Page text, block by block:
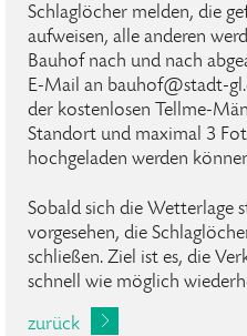
Schlaglöcher melden, die
aufweisen, alle anderen
Bauhof nach und nach
E-Mail an bauhof@stadt-
der kostenlosen Tellme-
Standort und maximal 3
hochgeladen werden
Sobald sich die Wetterlage
vorgesehen, die
schließen. Ziel ist es, die
schnell wie möglich
zurück